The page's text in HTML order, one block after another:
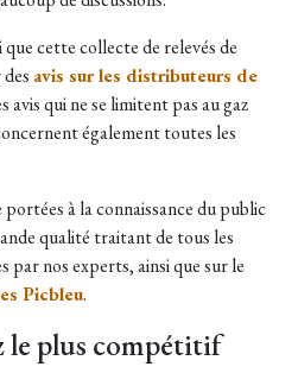
que cette collecte de relevés de
avis sur les distributeurs de
avis qui ne se limitent pas au gaz
également toutes les
à la connaissance du public
qualité traitant de tous les
par nos experts, ainsi que sur le
Picbleu.
le plus compétitif